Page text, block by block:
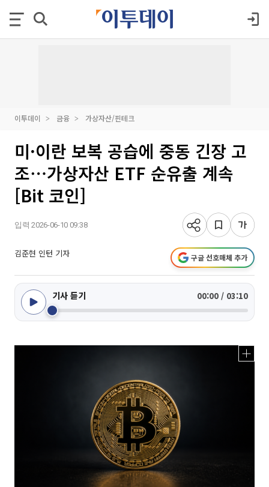
이투데이 금융 가상자산/핀테크
미·이란 보복 공습에 중동 긴장 고
조⋯가상자산 ETF 순유출 계속
[Bit 코인]
입력 2026-06-10 09:38
김준현 인턴 기자 구글 선호매체 추가
기사 듣기 00:00 / 03:10